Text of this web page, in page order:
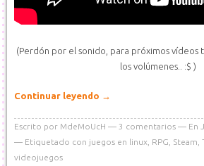
(Perdón por el sonido, para próximos vídeos
los volúmenes.. :$ )
Continuar leyendo →
Escrito por MdeMoUcH 3 comentarios En
Etiquetado con juegos en linux RPG Steam
videojuegos